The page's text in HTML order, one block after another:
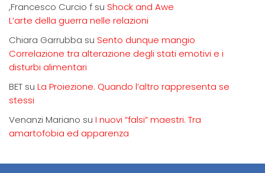
,Francesco Curcio f su Shock and Awe
L’arte della guerra nelle relazioni
Chiara Garrubba su Sento dunque mangio
Correlazione tra alterazione degli stati emotivi e i
disturbi alimentari
BET su La Proiezione. Quando l’altro rappresenta se
stessi
Venanzi Mariano su I nuovi “falsi” maestri. Tra
amartofobia ed apparenza